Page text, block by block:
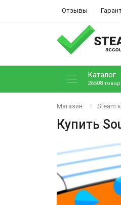
Отзывы
Каталог
26508
Магазин Steam
Купить